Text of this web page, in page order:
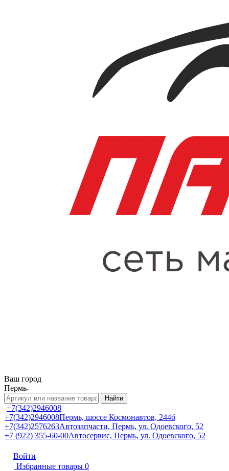
Ваш город
Пермь
Найти
+7(342)2946008
+7(342)2946008Пермь, шоссе Космонавтов, 244б
+7(342)2576263Автозапчасти, Пермь, ул. Одоевского, 52
+7 (922) 355-60-00Автосервис, Пермь, ул. Одоевского, 52
Войти
Избранные товары 0